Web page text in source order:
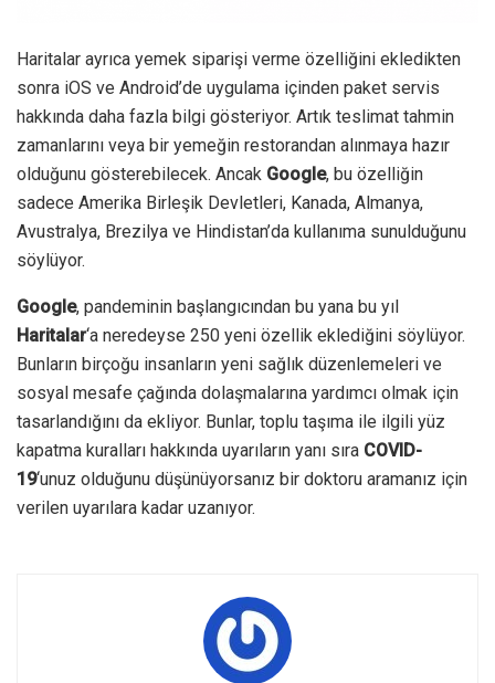
Haritalar ayrıca yemek siparişi verme özelliğini ekledikten
sonra iOS ve Android’de uygulama içinden paket servis
hakkında daha fazla bilgi gösteriyor. Artık teslimat tahmin
zamanlarını veya bir yemeğin restorandan alınmaya hazır
olduğunu gösterebilecek. Ancak Google, bu özelliğin
sadece Amerika Birleşik Devletleri, Kanada, Almanya,
Avustralya, Brezilya ve Hindistan’da kullanıma sunulduğunu
söylüyor.
Google, pandeminin başlangıcından bu yana bu yıl
Haritalar‘a neredeyse 250 yeni özellik eklediğini söylüyor.
Bunların birçoğu insanların yeni sağlık düzenlemeleri ve
sosyal mesafe çağında dolaşmalarına yardımcı olmak için
tasarlandığını da ekliyor. Bunlar, toplu taşıma ile ilgili yüz
kapatma kuralları hakkında uyarıların yanı sıra COVID-
19‘unuz olduğunu düşünüyorsanız bir doktoru aramanız için
verilen uyarılara kadar uzanıyor.